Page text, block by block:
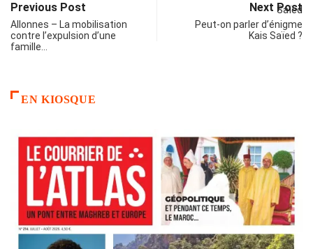
Previous Post
Allonnes – La mobilisation
contre l’expulsion d’une
famille…
Next Post
Peut-on parler d’énigme
Kais Saïed ?
EN KIOSQUE